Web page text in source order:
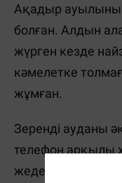
Ақадыр
болған. Алдын
жүрген кезде
кәмелетке
жұмған.
Зеренді ауданы
телефон арқылы
жедел түрде